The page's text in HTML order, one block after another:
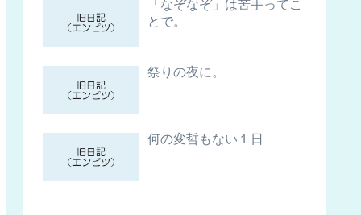
「なぞなぞ」は苦手ってこ
とで。
祭りの夜に。
何の変哲もない１日